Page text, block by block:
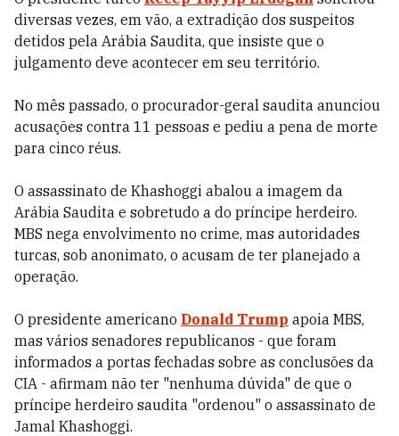
diversas vezes, em vão, a extradição dos suspeitos
detidos pela Arábia Saudita, que insiste que o
julgamento deve acontecer em seu território.
No mês passado, o procurador-geral saudita anunciou
acusações contra 11 pessoas e pediu a pena de morte
para cinco réus.
O assassinato de Khashoggi abalou a imagem da
Arábia Saudita e sobretudo a do príncipe herdeiro.
MBS nega envolvimento no crime, mas autoridades
turcas, sob anonimato, o acusam de ter planejado a
operação.
O presidente americano Donald Trump apoia MBS,
mas vários senadores republicanos - que foram
informados a portas fechadas sobre as conclusões da
CIA - afirmam não ter "nenhuma dúvida" de que o
príncipe herdeiro saudita "ordenou" o assassinato de
Jamal Khashoggi.